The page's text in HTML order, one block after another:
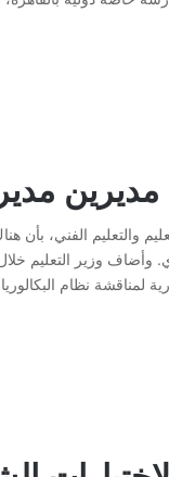
مديرين
والتعليم الفني،
وأضاف وزير التعليم
لمناقشة نظام